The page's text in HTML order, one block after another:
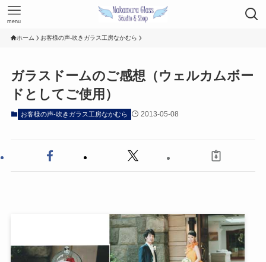
menu
ホーム お客様の声-吹きガラス工房なかむら
ガラスドームのご感想（ウェルカムボー
ドとしてご使用）
お客様の声-吹きガラス工房なかむら 2013-05-08